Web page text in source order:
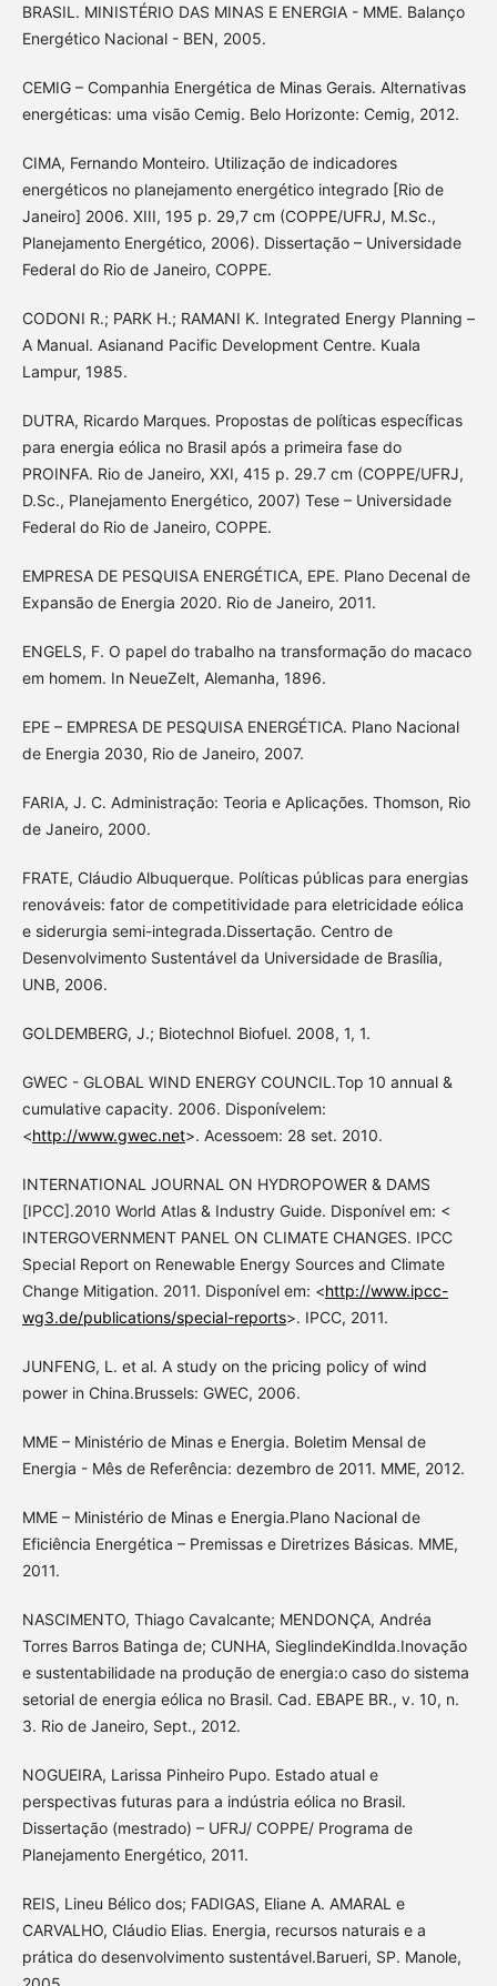
BRASIL. MINISTÉRIO DAS MINAS E ENERGIA - MME. Balanço
Energético Nacional - BEN, 2005.
CEMIG – Companhia Energética de Minas Gerais. Alternativas
energéticas: uma visão Cemig. Belo Horizonte: Cemig, 2012.
CIMA, Fernando Monteiro. Utilização de indicadores
energéticos no planejamento energético integrado [Rio de
Janeiro] 2006. XIII, 195 p. 29,7 cm (COPPE/UFRJ, M.Sc.,
Planejamento Energético, 2006). Dissertação – Universidade
Federal do Rio de Janeiro, COPPE.
CODONI R.; PARK H.; RAMANI K. Integrated Energy Planning –
A Manual. Asianand Pacific Development Centre. Kuala
Lampur, 1985.
DUTRA, Ricardo Marques. Propostas de políticas específicas
para energia eólica no Brasil após a primeira fase do
PROINFA. Rio de Janeiro, XXI, 415 p. 29.7 cm (COPPE/UFRJ,
D.Sc., Planejamento Energético, 2007) Tese – Universidade
Federal do Rio de Janeiro, COPPE.
EMPRESA DE PESQUISA ENERGÉTICA, EPE. Plano Decenal de
Expansão de Energia 2020. Rio de Janeiro, 2011.
ENGELS, F. O papel do trabalho na transformação do macaco
em homem. In NeueZelt, Alemanha, 1896.
EPE – EMPRESA DE PESQUISA ENERGÉTICA. Plano Nacional
de Energia 2030, Rio de Janeiro, 2007.
FARIA, J. C. Administração: Teoria e Aplicações. Thomson, Rio
de Janeiro, 2000.
FRATE, Cláudio Albuquerque. Políticas públicas para energias
renováveis: fator de competitividade para eletricidade eólica
e siderurgia semi-integrada.Dissertação. Centro de
Desenvolvimento Sustentável da Universidade de Brasília,
UNB, 2006.
GOLDEMBERG, J.; Biotechnol Biofuel. 2008, 1, 1.
GWEC - GLOBAL WIND ENERGY COUNCIL.Top 10 annual &
cumulative capacity. 2006. Disponívelem:
<http://www.gwec.net>. Acessoem: 28 set. 2010.
INTERNATIONAL JOURNAL ON HYDROPOWER & DAMS
[IPCC].2010 World Atlas & Industry Guide. Disponível em: <
INTERGOVERNMENT PANEL ON CLIMATE CHANGES. IPCC
Special Report on Renewable Energy Sources and Climate
Change Mitigation. 2011. Disponível em: <http://www.ipcc-
wg3.de/publications/special-reports>. IPCC, 2011.
JUNFENG, L. et al. A study on the pricing policy of wind
power in China.Brussels: GWEC, 2006.
MME – Ministério de Minas e Energia. Boletim Mensal de
Energia - Mês de Referência: dezembro de 2011. MME, 2012.
MME – Ministério de Minas e Energia.Plano Nacional de
Eficiência Energética – Premissas e Diretrizes Básicas. MME,
2011.
NASCIMENTO, Thiago Cavalcante; MENDONÇA, Andréa
Torres Barros Batinga de; CUNHA, SieglindeKindlda.Inovação
e sustentabilidade na produção de energia:o caso do sistema
setorial de energia eólica no Brasil. Cad. EBAPE BR., v. 10, n.
3. Rio de Janeiro, Sept., 2012.
NOGUEIRA, Larissa Pinheiro Pupo. Estado atual e
perspectivas futuras para a indústria eólica no Brasil.
Dissertação (mestrado) – UFRJ/ COPPE/ Programa de
Planejamento Energético, 2011.
REIS, Lineu Bélico dos; FADIGAS, Eliane A. AMARAL e
CARVALHO, Cláudio Elias. Energia, recursos naturais e a
prática do desenvolvimento sustentável.Barueri, SP. Manole,